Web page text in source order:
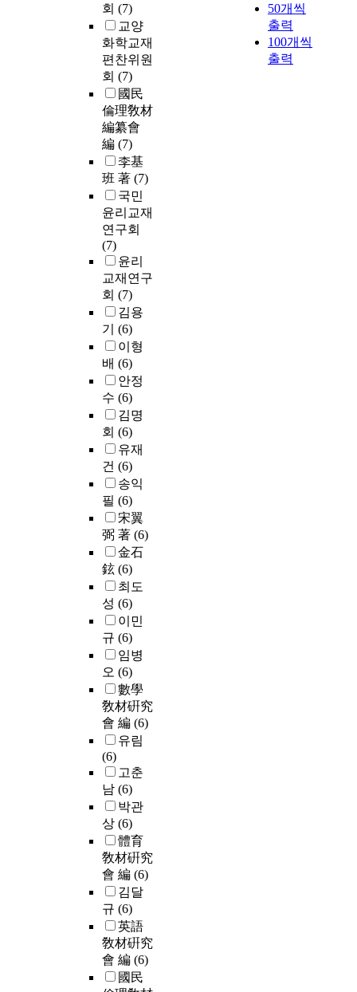
회 (7)
교양
화학교재
편찬위원
회 (7)
國民
倫理敎材
編纂會
編 (7)
李基
班 著 (7)
국민
윤리교재
연구회
(7)
윤리
교재연구
회 (7)
김용
기 (6)
이형
배 (6)
안정
수 (6)
김명
회 (6)
유재
건 (6)
송익
필 (6)
宋翼
弼 著 (6)
金石
鉉 (6)
최도
성 (6)
이민
규 (6)
임병
오 (6)
數學
敎材硏究
會 編 (6)
유림
(6)
고춘
남 (6)
박관
상 (6)
體育
敎材硏究
會 編 (6)
김달
규 (6)
英語
敎材硏究
會 編 (6)
國民
50개씩
출력
100개씩
출력